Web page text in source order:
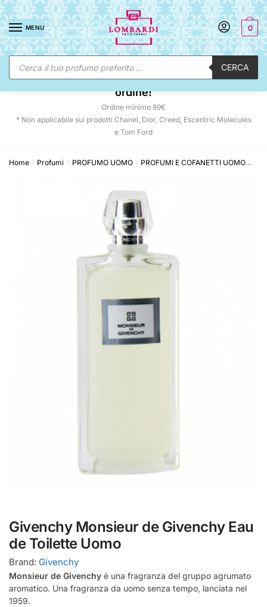
Skip
to
navigation
Skip
to
content
MENU
Ricerca
prodotti CERCA
0
☀️ SUNNY DAYS:-12% automatico sul tuo
ordine!
Ordine minimo 89€
* Non applicabile sui prodotti Chanel, Dior, Creed, Escentric Molecules
e Tom Ford
Home / Profumi / PROFUMO UOMO / PROFUMI E COFANETTI UOMO
Givenchy Monsieur de Givenchy Eau
de Toilette Uomo
Brand: Givenchy
Monsieur de Givenchy è una fragranza del gruppo agrumato
aromatico. Una fragranza da uomo senza tempo, lanciata nel
1959.